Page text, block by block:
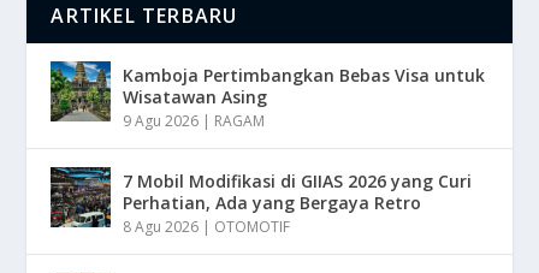
ARTIKEL TERBARU
Kamboja Pertimbangkan Bebas Visa untuk
Wisatawan Asing
9 Agu 2026 | RAGAM
7 Mobil Modifikasi di GIIAS 2026 yang Curi
Perhatian, Ada yang Bergaya Retro
8 Agu 2026 | OTOMOTIF